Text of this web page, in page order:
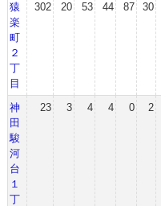
猿
楽
町
２
丁
目
302 20 53 44 87 30
神
田
駿
河
台
１
丁
23 3 4 4 0 2